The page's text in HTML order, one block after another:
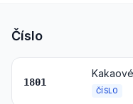
Číslo
1801
ČÍSLO